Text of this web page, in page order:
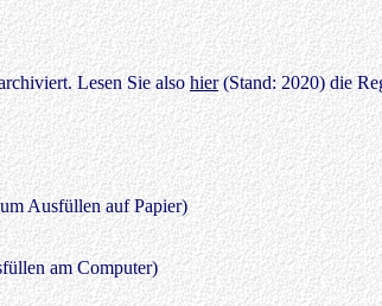
Lesen Sie alsohier(Stand: 2020) die
Ausfüllen auf Papier)
am Computer)